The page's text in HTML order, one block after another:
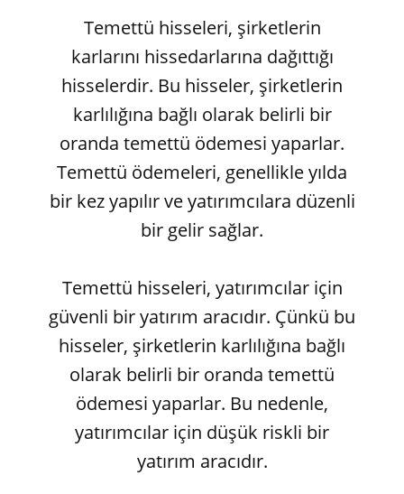
Temettü hisseleri, şirketlerin
karlarını hissedarlarına dağıttığı
hisselerdir. Bu hisseler, şirketlerin
karlılığına bağlı olarak belirli bir
oranda temettü ödemesi yaparlar.
Temettü ödemeleri, genellikle yılda
bir kez yapılır ve yatırımcılara düzenli
bir gelir sağlar.
Temettü hisseleri, yatırımcılar için
güvenli bir yatırım aracıdır. Çünkü bu
hisseler, şirketlerin karlılığına bağlı
olarak belirli bir oranda temettü
ödemesi yaparlar. Bu nedenle,
yatırımcılar için düşük riskli bir
yatırım aracıdır.